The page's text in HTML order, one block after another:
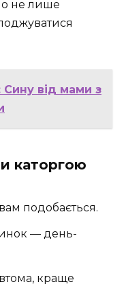
не лише
Сину від мами з
каторгою
подобається.
— день-
краще